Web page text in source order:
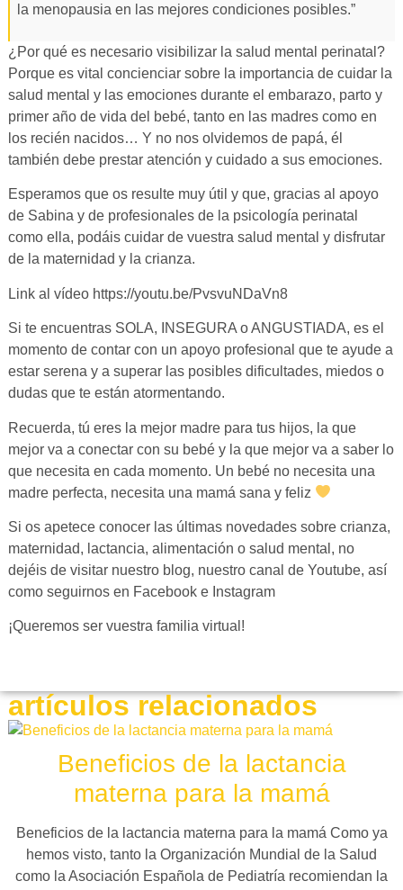
la menopausia en las mejores condiciones posibles.”
¿Por qué es necesario visibilizar la salud mental perinatal?
Porque es vital concienciar sobre la importancia de cuidar la
salud mental y las emociones durante el embarazo, parto y
primer año de vida del bebé, tanto en las madres como en
los recién nacidos… Y no nos olvidemos de papá, él
también debe prestar atención y cuidado a sus emociones.
Esperamos que os resulte muy útil y que, gracias al apoyo
de Sabina y de profesionales de la psicología perinatal
como ella, podáis cuidar de vuestra salud mental y disfrutar
de la maternidad y la crianza.
Link al vídeo https://youtu.be/PvsvuNDaVn8
Si te encuentras SOLA, INSEGURA o ANGUSTIADA, es el
momento de contar con un apoyo profesional que te ayude a
estar serena y a superar las posibles dificultades, miedos o
dudas que te están atormentando.
Recuerda, tú eres la mejor madre para tus hijos, la que
mejor va a conectar con su bebé y la que mejor va a saber lo
que necesita en cada momento. Un bebé no necesita una
madre perfecta, necesita una mamá sana y feliz
Si os apetece conocer las últimas novedades sobre crianza,
maternidad, lactancia, alimentación o salud mental, no
dejéis de visitar nuestro blog, nuestro canal de Youtube, así
como seguirnos en Facebook e Instagram
¡Queremos ser vuestra familia virtual!
artículos relacionados
Beneficios de la lactancia
materna para la mamá
Beneficios de la lactancia materna para la mamá Como ya
hemos visto, tanto la Organización Mundial de la Salud
como la Asociación Española de Pediatría recomiendan la